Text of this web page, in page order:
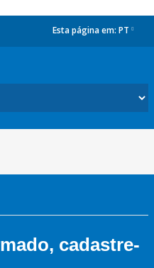
Esta página em: PT
cadastre-